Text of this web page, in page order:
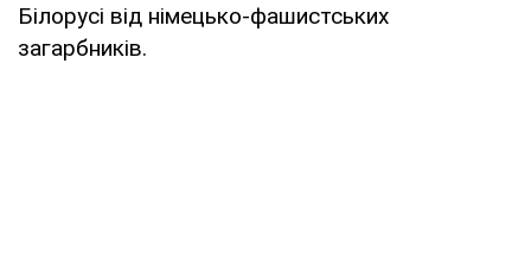
Білорусі від німецько-фашистських
загарбників.